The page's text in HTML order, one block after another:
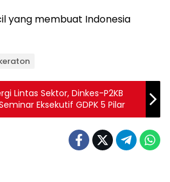
yang membuat Indonesia
Lintas Sektor, Dinkes-P2KB
Eksekutif GDPK 5 Pilar